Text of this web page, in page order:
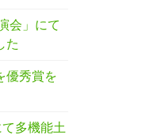
会」にて
た
優秀賞を
多機能土